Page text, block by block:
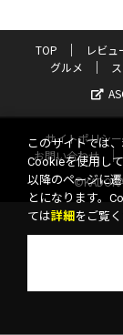
TOP レビュ
グルメ
サイトポリシー
お問い合わせ
このサイトでは
Cookieを使用し
以降のページに
とになります。
ては詳細 をご覧く